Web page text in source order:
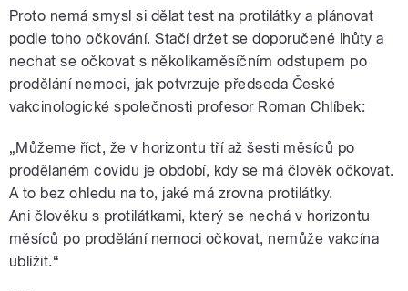
Proto nemá smysl si dělat test na protilátky a plánovat
podle toho očkování. Stačí držet se doporučené lhůty a
nechat se očkovat s několikaměsíčním odstupem po
prodělání nemoci, jak potvrzuje předseda České
vakcinologické společnosti profesor Roman Chlíbek:
„Můžeme říct, že v horizontu tří až šesti měsíců po
prodělaném covidu je období, kdy se má člověk očkovat.
A to bez ohledu na to, jaké má zrovna protilátky.
Ani člověku s protilátkami, který se nechá v horizontu
měsíců po prodělání nemoci očkovat, nemůže vakcína
ublížit.“